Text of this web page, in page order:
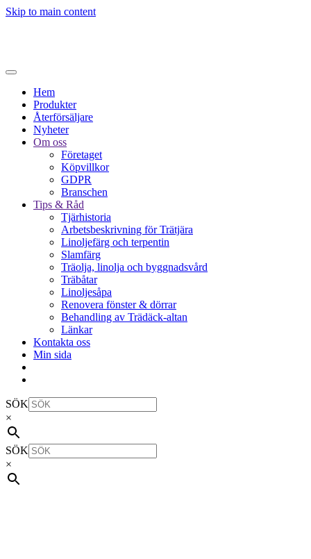
Skip to main content
Hem
Produkter
Återförsäljare
Nyheter
Om oss
Företaget
Köpvillkor
GDPR
Branschen
Tips & Råd
Tjärhistoria
Arbetsbeskrivning för Trätjära
Linoljefärg och terpentin
Slamfärg
Träolja, linolja och byggnadsvård
Träbåtar
Linoljesåpa
Renovera fönster & dörrar
Behandling av Trädäck-altan
Länkar
Kontakta oss
Min sida
SÖK
×
SÖK
×